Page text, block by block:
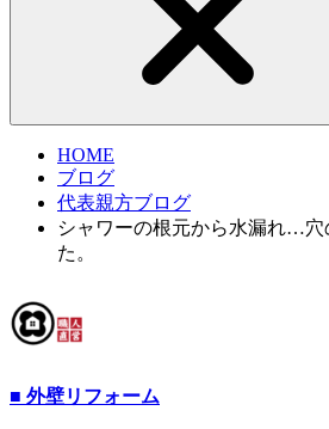
HOME
ブログ
代表親方ブログ
シャワーの根元から水漏れ…穴
た。
■ 外壁リフォーム